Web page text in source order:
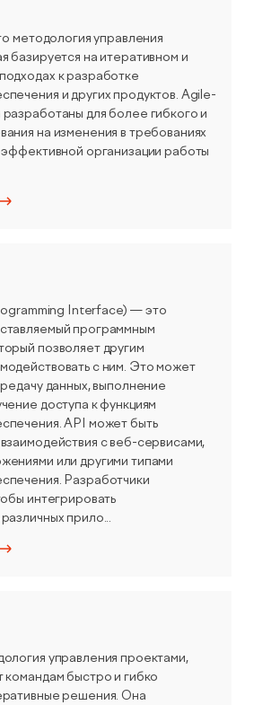
методология управления
базируется на итеративном и
к разработке
и других продуктов. Agile-
для более гибкого и
на изменения в требованиях
организации работы
Interface) — это
программным
позволяет другим
с ним. Это может
данных, выполнение
доступа к функциям
API может быть
с веб-сервисами,
или другими типами
Разработчики
интегрировать
прило...
управления проектами,
командам быстро и гибко
решения. Она